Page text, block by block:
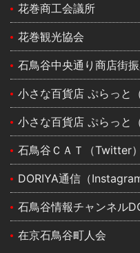
花巻商工会議所
花巻観光協会
石鳥谷中央通り商店街
小さな百貨店 ぷらっと
小さな百貨店 ぷらっと
石鳥谷ＣＡＴ（Twitter）
DORIYA通信（Instagram
石鳥谷情報チャンネル
在京石鳥谷町人会